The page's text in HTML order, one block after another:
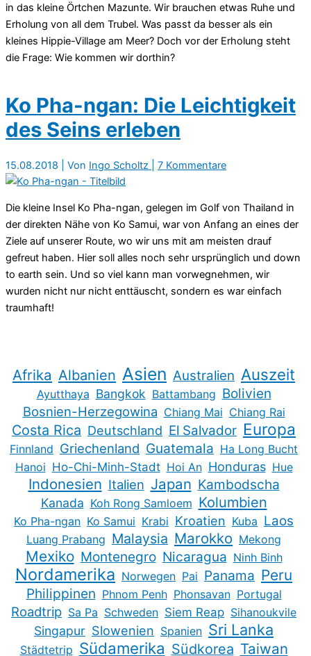
in das kleine Örtchen Mazunte. Wir brauchen etwas Ruhe und
Erholung von all dem Trubel. Was passt da besser als ein
kleines Hippie-Village am Meer? Doch vor der Erholung steht
die Frage: Wie kommen wir dorthin?
Ko Pha-ngan: Die Leichtigkeit
des Seins erleben
15.08.2018 | Von Ingo Scholtz 7 Kommentare
Die kleine Insel Ko Pha-ngan, gelegen im Golf von Thailand in
der direkten Nähe von Ko Samui, war von Anfang an eines der
Ziele auf unserer Route, wo wir uns mit am meisten drauf
gefreut haben. Hier soll alles noch sehr ursprünglich und down
to earth sein. Und so viel kann man vorwegnehmen, wir
wurden nicht nur nicht enttäuscht, sondern es war einfach
traumhaft!
Afrika Albanien Asien Australien Auszeit
Ayutthaya Bangkok Battambang Bolivien
Bosnien-Herzegowina Chiang Mai Chiang Rai
Costa Rica Deutschland El Salvador Europa
Finnland Griechenland Guatemala Ha Long Bucht
Hanoi Ho-Chi-Minh-Stadt Hoi An Honduras Hue
Indonesien Italien Japan Kambodscha
Kanada Koh Rong Samloem Kolumbien
Ko Pha-ngan Ko Samui Krabi Kroatien Kuba Laos
Luang Prabang Malaysia Marokko Mekong
Mexiko Montenegro Nicaragua Ninh Binh
Nordamerika Norwegen Pai Panama Peru
Philippinen Phnom Penh Phonsavan Portugal
Roadtrip Sa Pa Schweden Siem Reap Sihanoukvile
Singapur Slowenien Spanien Sri Lanka
Städtetrip Südamerika Südkorea Taiwan